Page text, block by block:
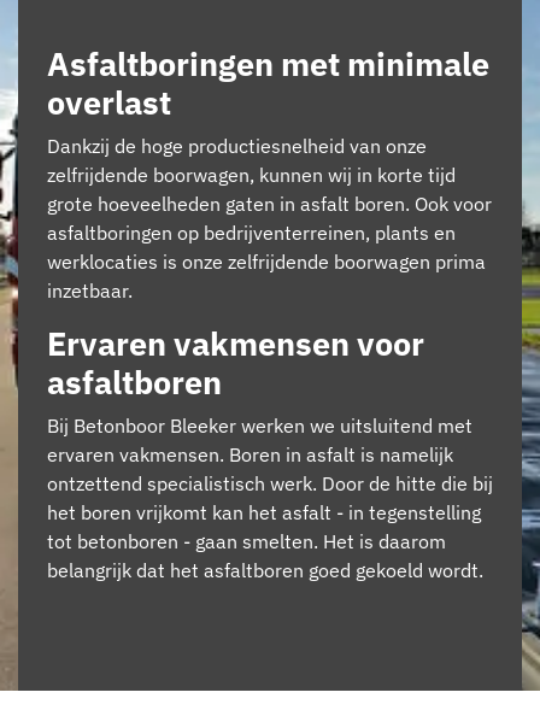
Asfaltboringen met minimale
overlast
Dankzij de hoge productiesnelheid van onze
zelfrijdende boorwagen, kunnen wij in korte tijd
grote hoeveelheden gaten in asfalt boren. Ook voor
asfaltboringen op bedrijventerreinen, plants en
werklocaties is onze zelfrijdende boorwagen prima
inzetbaar.
Ervaren vakmensen voor
asfaltboren
Bij Betonboor Bleeker werken we uitsluitend met
ervaren vakmensen. Boren in asfalt is namelijk
ontzettend specialistisch werk. Door de hitte die bij
het boren vrijkomt kan het asfalt - in tegenstelling
tot betonboren - gaan smelten. Het is daarom
belangrijk dat het asfaltboren goed gekoeld wordt.